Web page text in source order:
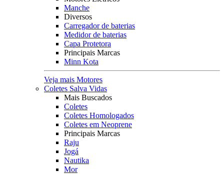
Manche
Diversos
Carregador de baterias
Medidor de baterias
Capa Protetora
Principais Marcas
Minn Kota
Veja mais Motores
Coletes Salva Vidas
Mais Buscados
Coletes
Coletes Homologados
Coletes em Neoprene
Principais Marcas
Raju
Jogá
Nautika
Mor